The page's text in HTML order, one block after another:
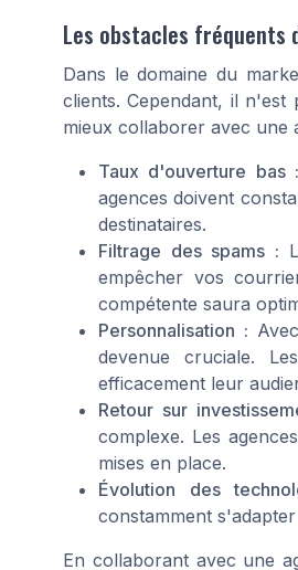
Les obstacles fréquents
Dans le domaine du
clients. Cependant, il n'est
mieux collaborer avec une
Taux d'ouverture bas :
agences doivent
destinataires.
Filtrage des spams :
empêcher vos
compétente saura
Personnalisation :
devenue cruciale.
efficacement leur
Retour sur
complexe. Les
mises en place.
Évolution des
constamment
En collaborant avec une